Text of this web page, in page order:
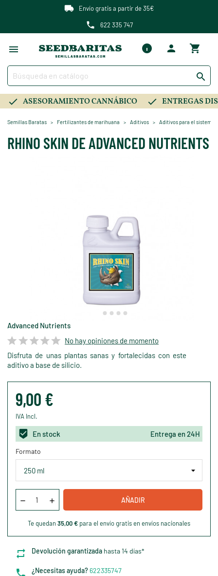
Envío gratis a partir de 35€
622 335 747

ASESORAMIENTO CANNÁBICO ENTREGAS
Semillas Baratas Fertilizantes de marihuana Aditivos Aditivos para el sistema
RHINO SKIN DE ADVANCED NUTRIENTS
Advanced Nutrients
No hay opiniones de momento
Disfruta de unas plantas sanas y fortalecidas con este
aditivo a base de silicio.
9,00 €
IVA Incl.
En stock Entrega en 24H
Formato
AÑADIR
Te quedan 35,00 € para el envío gratis en envíos nacionales
Devolución garantizada hasta 14 días*
¿Necesitas ayuda?622335747